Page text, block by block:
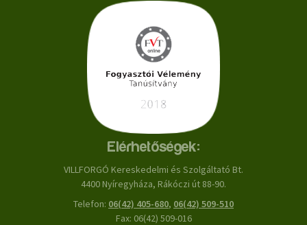
Elérhetőségek:
VILLFORGÓ Kereskedelmi és Szolgáltató Bt.
4400 Nyíregyháza, Rákóczi út 88-90.
Telefon: 06(42) 405-680, 06(42) 509-510
Fax: 06(42) 509-016